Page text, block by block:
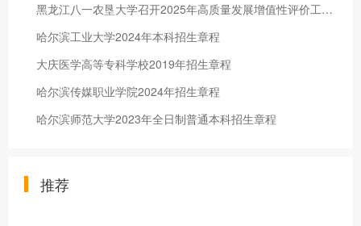
黑龙江八一农垦大学召开2025年高质量发展增值性评价工作布置会
哈尔滨工业大学2024年本科招生章程
大庆医学高等专科学校2019年招生章程
哈尔滨传媒职业学院2024年招生章程
哈尔滨师范大学2023年全日制普通本科招生章程
推荐